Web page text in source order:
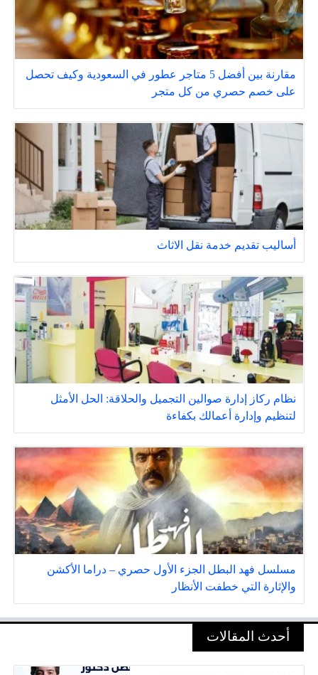
مقارنة بين أفضل 5 متاجر عطور في السعودية وكيف تحصل
على خصم حصري من كل متجر
أساليب تقديم خدمة نقل الاثاث
نظام ركاز إدارة صوالين التجميل والحلاقة: الحل الأمثل
لتنظيم وإدارة أعمالك بكفاءة
مسلسل فهد البطل الجزء الأول حصري – دراما الأكشن
والإثارة التي خطفت الأنظار
أحدث المقالات